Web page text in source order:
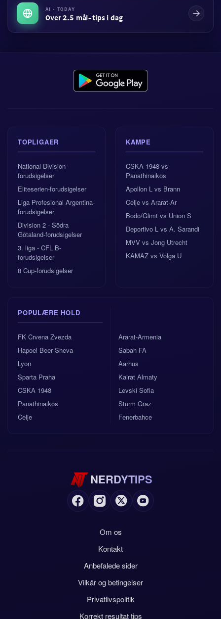
AI · TODAY
Over 2.5 mål-tips i dag
TOPLIGAER
National Division-
forudsigelser
Eliteserien-forudsigelser
Liga Profesional Argentina-
forudsigelser
Division 2 - Södra
Götaland-forudsigelser
3. liga - CFL B-
forudsigelser
8 Cup-forudsigelser
KAMPE
CSKA 1948 vs
Panathinaikos
Apollon L vs Brann
Celje vs Ararat-Ar
Bodo/Glimt vs Union S
Deportivo L vs A. Sarandi
MVV vs Jong Utrecht
KAMAZ vs Volga U
POPULÆRE HOLD
FK Crvena Zvezda
Hapoel Beer Sheva
Lyon
Sparta Praha
CSKA 1948
Panathinaikos
Celje
Ararat-Armenia
Sabah FA
Aarhus
Kairat Almaty
Levski Sofia
Sturm Graz
Fenerbahce
NERDYTIPS
Om os
Kontakt
Anbefalede sider
Vilkår og betingelser
Privatlivspolitik
Korrekt resultat tips